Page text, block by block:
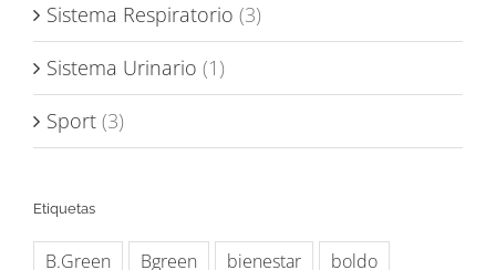
Sistema Respiratorio (3)
Sistema Urinario (1)
Sport (3)
Etiquetas
B.Green Bgreen bienestar boldo